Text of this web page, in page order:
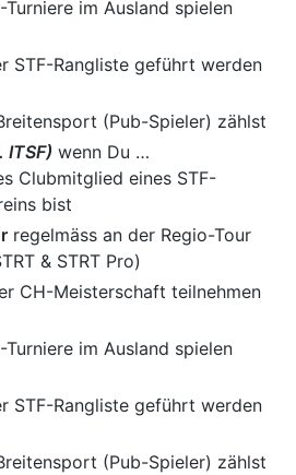
Turniere im Ausland spielen
STF-Rangliste geführt werden
(Pub-Spieler) zählst
ITSF) wenn Du …
Clubmitglied eines STF-
bist
regelmäss an der Regio-Tour
& STRT Pro)
CH-Meisterschaft teilnehmen
Turniere im Ausland spielen
STF-Rangliste geführt werden
(Pub-Spieler) zählst